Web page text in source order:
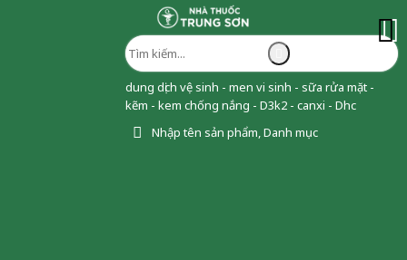
dung dịch vệ sinh - men vi sinh - sữa rửa mặt -
kẽm - kem chống nắng - D3k2 - canxi - Dhc
Nhập tên sản phẩm, Danh mục